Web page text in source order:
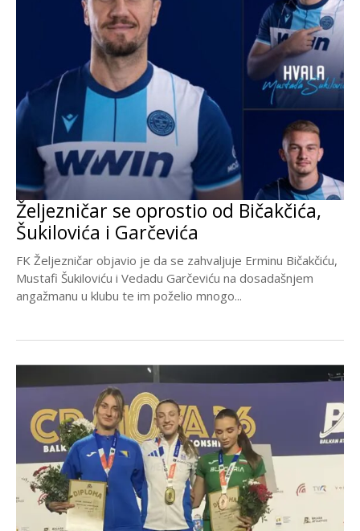
Željezničar se oprostio od Bičakčića,
Šukilovića i Garčevića
FK Željezničar objavio je da se zahvaljuje Erminu Bičakčiću,
Mustafi Šukiloviću i Vedadu Garčeviću na dosadašnjem
angažmanu u klubu te im poželio mnogo...